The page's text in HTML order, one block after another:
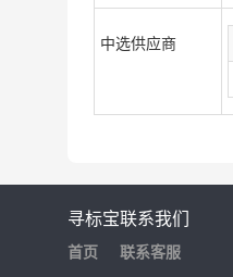
中选供应商
寻标宝
首页
联系我们
联系客服